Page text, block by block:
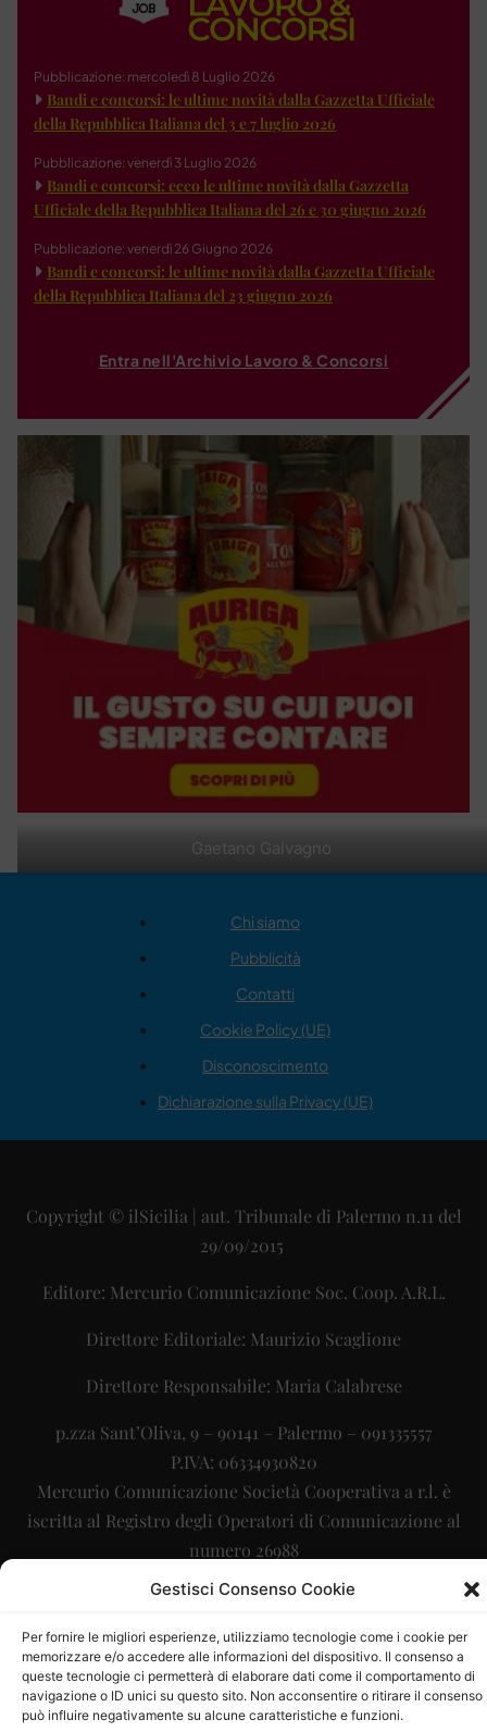
Gestisci Consenso Cookie
Per fornire le migliori esperienze, utilizziamo tecnologie come i cookie per
memorizzare e/o accedere alle informazioni del dispositivo. Il consenso a
queste tecnologie ci permetterà di elaborare dati come il comportamento di
navigazione o ID unici su questo sito. Non acconsentire o ritirare il consenso
può influire negativamente su alcune caratteristiche e funzioni.
Gaetano Galvagno
Pubblicazione: mercoledì 8 Luglio 2026
Bandi e concorsi: le ultime novità dalla Gazzetta Ufficiale
della Repubblica Italiana del 3 e 7 luglio 2026
Pubblicazione: venerdì 3 Luglio 2026
Bandi e concorsi: ecco le ultime novità dalla Gazzetta
Ufficiale della Repubblica Italiana del 26 e 30 giugno 2026
Pubblicazione: venerdì 26 Giugno 2026
Bandi e concorsi: le ultime novità dalla Gazzetta Ufficiale
della Repubblica Italiana del 23 giugno 2026
Entra nell'Archivio Lavoro & Concorsi
Chi siamo
Pubblicità
Contatti
Cookie Policy (UE)
Disconoscimento
Dichiarazione sulla Privacy (UE)
Copyright © ilSicilia | aut. Tribunale di Palermo n.11 del
29/09/2015
Editore: Mercurio Comunicazione Soc. Coop. A.R.L.
Direttore Editoriale: Maurizio Scaglione
Direttore Responsabile: Maria Calabrese
p.zza Sant’Oliva, 9 – 90141 – Palermo – 091335557
P.IVA: 06334930820
Mercurio Comunicazione Società Cooperativa a r.l. è
iscritta al Registro degli Operatori di Comunicazione al
numero 26988
Sito gestito daLa Digitale srl–info@ladigitale.it